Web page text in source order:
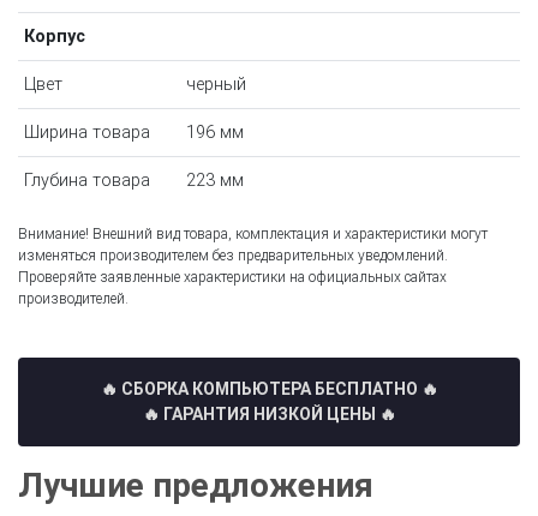
Корпус
Цвет черный
Ширина товара 196 мм
Глубина товара 223 мм
Внимание! Внешний вид товара, комплектация и характеристики могут
изменяться производителем без предварительных уведомлений.
Проверяйте заявленные характеристики на официальных сайтах
производителей.
🔥 СБОРКА КОМПЬЮТЕРА БЕСПЛАТНО 🔥
🔥 ГАРАНТИЯ НИЗКОЙ ЦЕНЫ 🔥
Лучшие предложения